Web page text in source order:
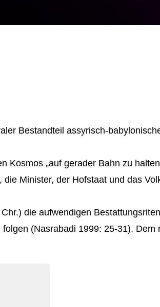
Bestandteil assyrisch-
Kosmos „auf gerader Bahn zu
Minister, der Hofstaat und das
die aufwendigen
(Nasrabadi 1999: 25-31). Dem